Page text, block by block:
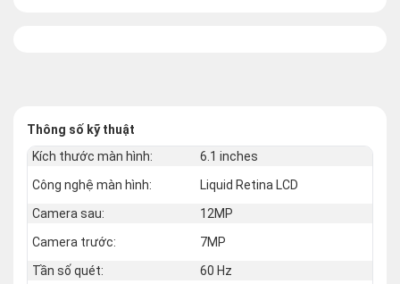
Thông số kỹ thuật
Kích thước màn hình:
6.1 inches
Công nghệ màn hình:
Liquid Retina LCD
Camera sau:
12MP
Camera trước:
7MP
Tần số quét:
60 Hz